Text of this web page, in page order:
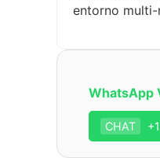
entorno
WhatsApp
CHAT